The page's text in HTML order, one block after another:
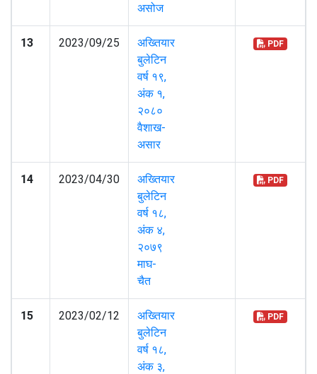
असोज
13 2023/09/25
अख्तियार
बुलेटिन
वर्ष १९,
अंक १,
२०८०
वैशाख-
असार
PDF
14 2023/04/30
अख्तियार
बुलेटिन
वर्ष १८,
अंक ४,
२०७९
माघ-
चैत
PDF
15 2023/02/12
अख्तियार
बुलेटिन
वर्ष १८,
अंक ३,
PDF